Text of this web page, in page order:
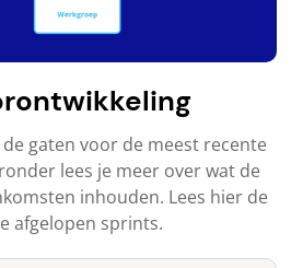
de gaten voor de meest recente
lees je meer over wat de
inhouden. Lees hier de
afgelopen sprints.